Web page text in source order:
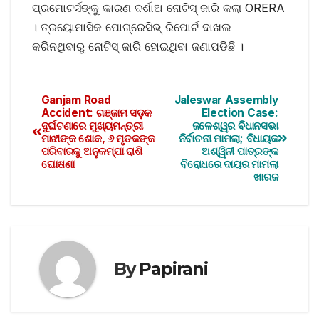
ପ୍ରମୋଟର୍ସଙ୍କୁ କାରଣ ଦର୍ଶାଅ ନୋଟିସ୍‌ ଜାରି କଲା ORERA
। ତ୍ରୟୋମାସିକ ପୋଗ୍ରେସିଭ୍‌ ରିପୋର୍ଟ ଦାଖଲ
କରିନଥିବାରୁ ନୋଟିସ୍ ଜାରି ହୋଇଥିବା ଜଣାପଡିଛି ।
Jaleswar Assembly
Election Case:
ଜଳେଶ୍ୱର ବିଧାନସଭା
ନିର୍ବାଚନୀ ମାମଲା; ବିଧାୟକ
ଅଶ୍ୱିନୀ ପାତ୍ରଙ୍କ
ବିରୋଧରେ ଦାୟର ମାମଲା
ଖାରଜ
Ganjam Road
Accident: ଗଞ୍ଜାମ ସଡ଼କ
ଦୁର୍ଘଟଣାରେ ମୁଖ୍ୟମନ୍ତ୍ରୀ
ମାଝୀଙ୍କ ଶୋକ, ୬ ମୃତକଙ୍କ
ପରିବାରକୁ ଅନୁକମ୍ପା ରାଶି
ଘୋଷଣା
ByPapirani